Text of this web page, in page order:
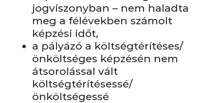
jogviszonyban – nem haladta
meg a félévekben számolt
képzési időt,
a pályázó a költségtérítéses/
önköltséges képzésén nem
átsorolással vált
költségtérítésessé/
önköltségessé